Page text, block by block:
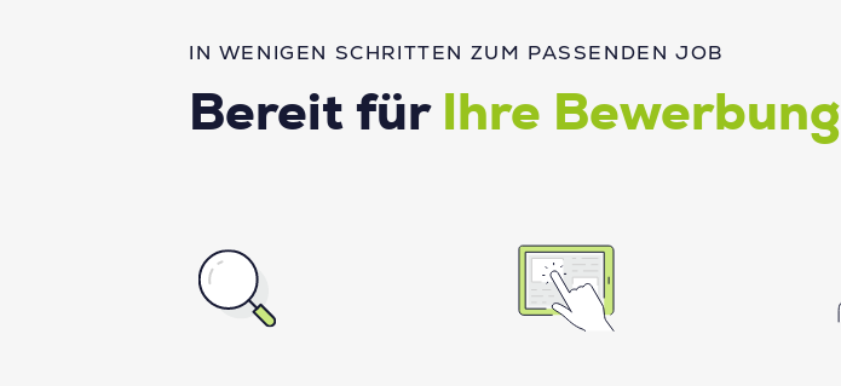
IN WENIGEN SCHRITTEN ZUM PASSENDEN JOB
Bereit für Ihre Bewerbung